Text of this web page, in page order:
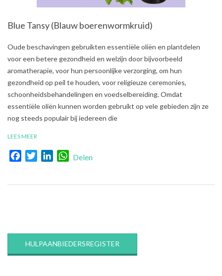
Blue Tansy (Blauw boerenwormkruid)
2021-
Oude beschavingen gebruikten essentiële oliën en plantdelen
voor een betere gezondheid en welzijn door bijvoorbeeld
aromatherapie, voor hun persoonlijke verzorging, om hun
gezondheid op peil te houden, voor religieuze ceremonies,
schoonheidsbehandelingen en voedselbereiding. Omdat
essentiële oliën kunnen worden gebruikt op vele gebieden zijn ze
nog steeds populair bij iedereen die
LEES MEER
FacebookTwitterLinkedInWhatsApp
Delen
HULPAANBIEDERSREGISTER